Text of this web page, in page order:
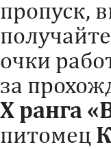
пропуск,
очки
за
Х ранга
питомец